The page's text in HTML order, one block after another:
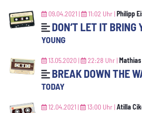
09.04.2021 | 11:02 Uhr |Philipp
DON‘T LET IT BRING
YOUNG
13.05.2020 | 22:28 Uhr |
BREAK DOWN THE
TODAY
12.04.2021 | 13:00 Uhr |Atilla